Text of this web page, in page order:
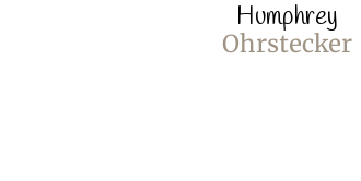
Humphrey
Ohrstecker